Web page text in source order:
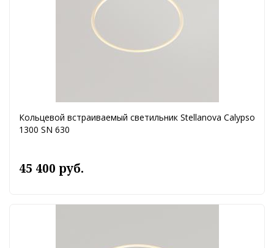
Кольцевой встраиваемый светильник Stellanova Calypso
1300 SN 630
45 400 руб.